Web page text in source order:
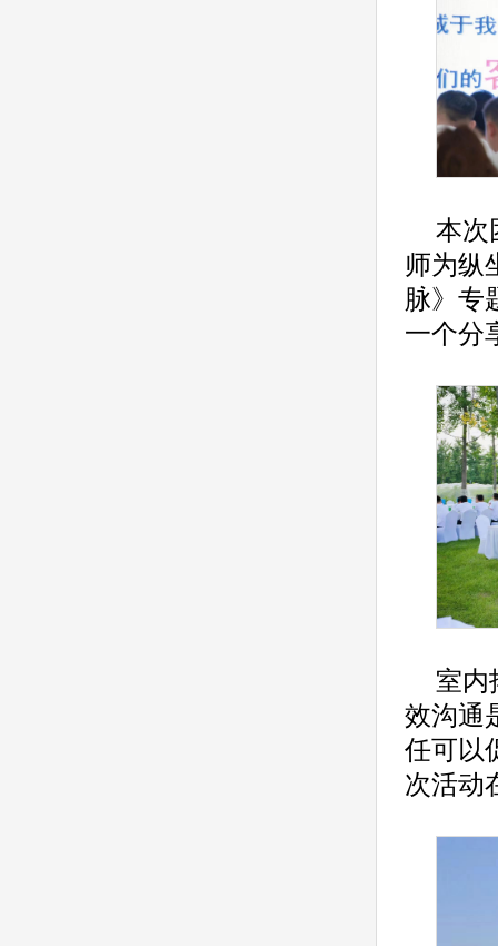
本次
师为纵
脉》专
一个分
室内
效沟通
任可以
次活动